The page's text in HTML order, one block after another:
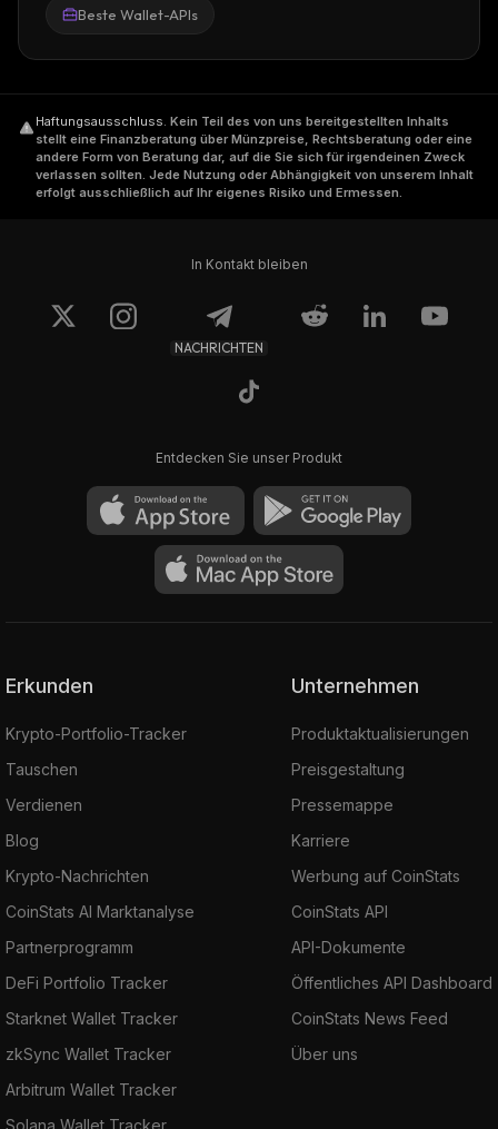
Beste Wallet-APIs
Haftungsausschluss. Kein Teil des von uns bereitgestellten Inhalts
stellt eine Finanzberatung über Münzpreise, Rechtsberatung oder eine
andere Form von Beratung dar, auf die Sie sich für irgendeinen Zweck
verlassen sollten. Jede Nutzung oder Abhängigkeit von unserem Inhalt
erfolgt ausschließlich auf Ihr eigenes Risiko und Ermessen.
In Kontakt bleiben
NACHRICHTEN
Entdecken Sie unser Produkt
Erkunden
Krypto-Portfolio-Tracker
Tauschen
Verdienen
Blog
Krypto-Nachrichten
CoinStats AI Marktanalyse
Partnerprogramm
DeFi Portfolio Tracker
Starknet Wallet Tracker
zkSync Wallet Tracker
Arbitrum Wallet Tracker
Solana Wallet Tracker
Unternehmen
Produktaktualisierungen
Preisgestaltung
Pressemappe
Karriere
Werbung auf CoinStats
CoinStats API
API-Dokumente
Öffentliches API Dashboard
CoinStats News Feed
Über uns